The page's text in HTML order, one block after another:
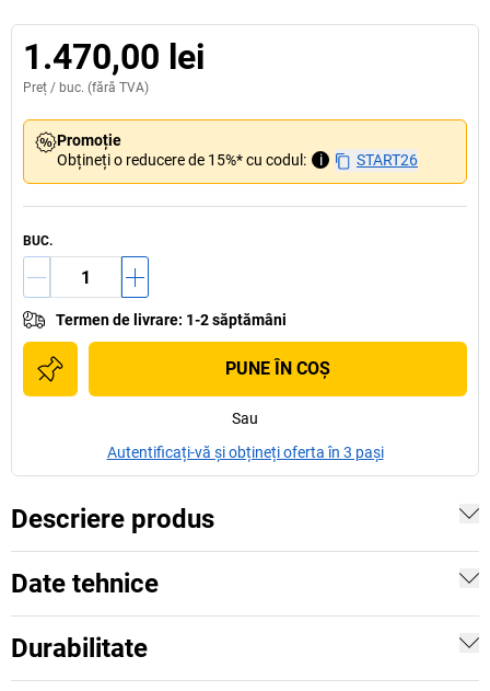
1.470,00 lei
Preț / buc. (fără TVA)
Promoție
Obțineți o reducere de 15%* cu codul:
i START26
BUC.
Termen de livrare: 1-2 săptămâni
PUNE ÎN COŞ
Sau
Autentificați-vă și obțineți oferta în 3 pași
Descriere produs
Date tehnice
Durabilitate